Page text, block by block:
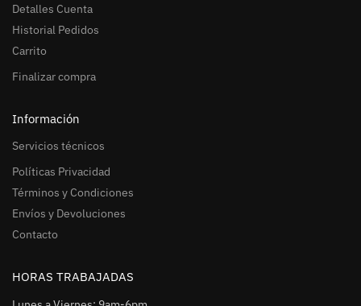
Detalles Cuenta
Historial Pedidos
Carrito
Finalizar compra
Información
Servicios técnicos
Políticas Privacidad
Términos y Condiciones
Envíos y Devoluciones
Contacto
HORAS TRABAJADAS